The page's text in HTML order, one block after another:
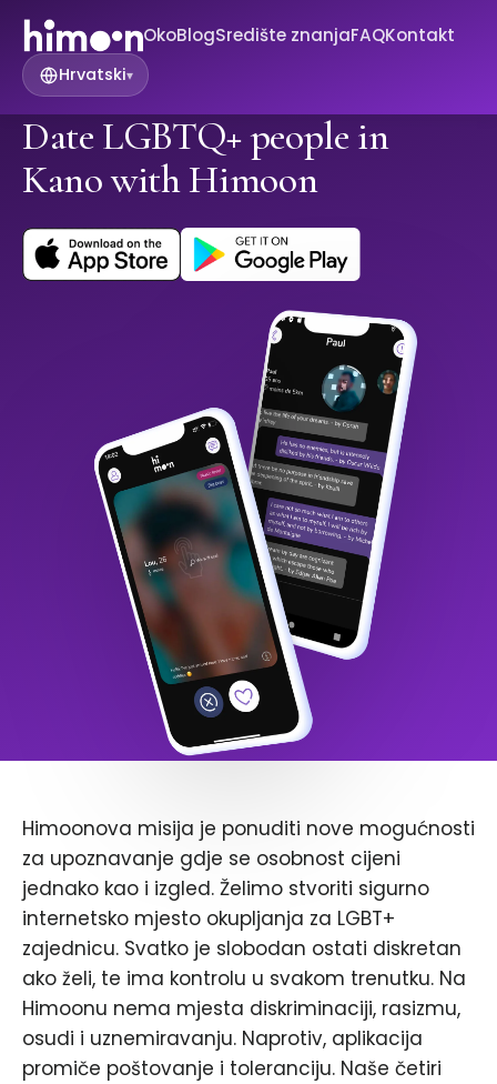
OkoBlogSredište znanjaFAQKontakt
Hrvatski▾
Date LGBTQ+ people in
Kano with Himoon
Himoonova misija je ponuditi nove mogućnosti
za upoznavanje gdje se osobnost cijeni
jednako kao i izgled. Želimo stvoriti sigurno
internetsko mjesto okupljanja za LGBT+
zajednicu. Svatko je slobodan ostati diskretan
ako želi, te ima kontrolu u svakom trenutku. Na
Himoonu nema mjesta diskriminaciji, rasizmu,
osudi i uznemiravanju. Naprotiv, aplikacija
promiče poštovanje i toleranciju. Naše četiri